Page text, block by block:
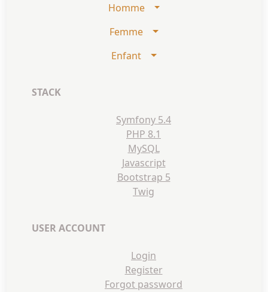
Homme
Femme
Enfant
STACK
Symfony 5.4
PHP 8.1
MySQL
Javascript
Bootstrap 5
Twig
USER ACCOUNT
Login
Register
Forgot password